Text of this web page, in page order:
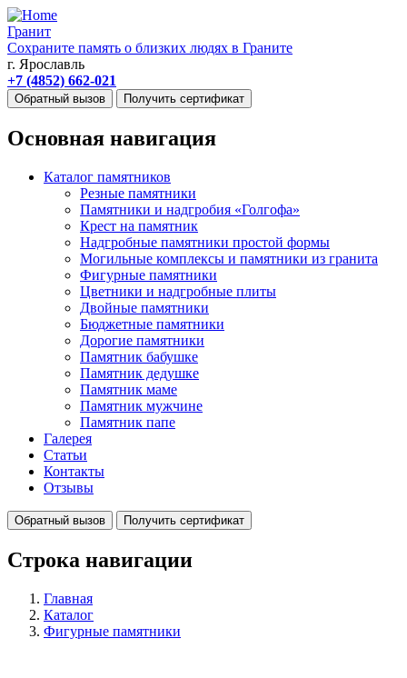
Гранит
Сохраните память о близких людях в Граните
г. Ярославль
+7 (4852) 662-021
Обратный вызов Получить сертификат
Основная навигация
Каталог памятников
Резные памятники
Памятники и надгробия «Голгофа»
Крест на памятник
Надгробные памятники простой формы
Могильные комплексы и памятники из гранита
Фигурные памятники
Цветники и надгробные плиты
Двойные памятники
Бюджетные памятники
Дорогие памятники
Памятник бабушке
Памятник дедушке
Памятник маме
Памятник мужчине
Памятник папе
Галерея
Статьи
Контакты
Отзывы
Обратный вызов Получить сертификат
Строка навигации
Главная
Каталог
Фигурные памятники